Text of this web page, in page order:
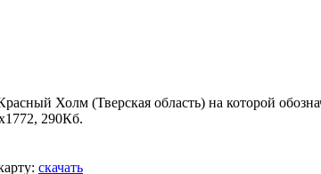
Холм (Тверская область) на которой
290Кб.
скачать